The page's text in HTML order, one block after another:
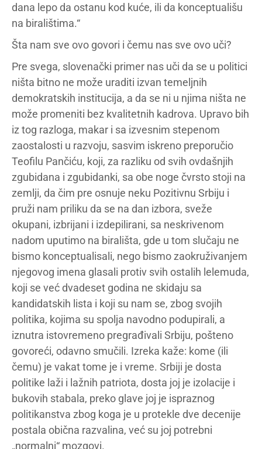
dana lepo da ostanu kod kuće, ili da konceptuališu
na biralištima.“
Šta nam sve ovo govori i čemu nas sve ovo uči?
Pre svega, slovenački primer nas uči da se u politici
ništa bitno ne može uraditi izvan temeljnih
demokratskih institucija, a da se ni u njima ništa ne
može promeniti bez kvalitetnih kadrova. Upravo bih
iz tog razloga, makar i sa izvesnim stepenom
zaostalosti u razvoju, sasvim iskreno preporučio
Teofilu Pančiću, koji, za razliku od svih ovdašnjih
zgubidana i zgubidanki, sa obe noge čvrsto stoji na
zemlji, da čim pre osnuje neku Pozitivnu Srbiju i
pruži nam priliku da se na dan izbora, sveže
okupani, izbrijani i izdepilirani, sa neskrivenom
nadom uputimo na birališta, gde u tom slučaju ne
bismo konceptualisali, nego bismo zaokruživanjem
njegovog imena glasali protiv svih ostalih lelemuda,
koji se već dvadeset godina ne skidaju sa
kandidatskih lista i koji su nam se, zbog svojih
politika, kojima su spolja navodno podupirali, a
iznutra istovremeno pregrađivali Srbiju, pošteno
govoreći, odavno smučili. Izreka kaže: kome (ili
čemu) je vakat tome je i vreme. Srbiji je dosta
politike laži i lažnih patriota, dosta joj je izolacije i
bukovih stabala, preko glave joj je ispraznog
politikanstva zbog koga je u protekle dve decenije
postala obična razvalina, već su joj potrebni
„normalni“ mozgovi.